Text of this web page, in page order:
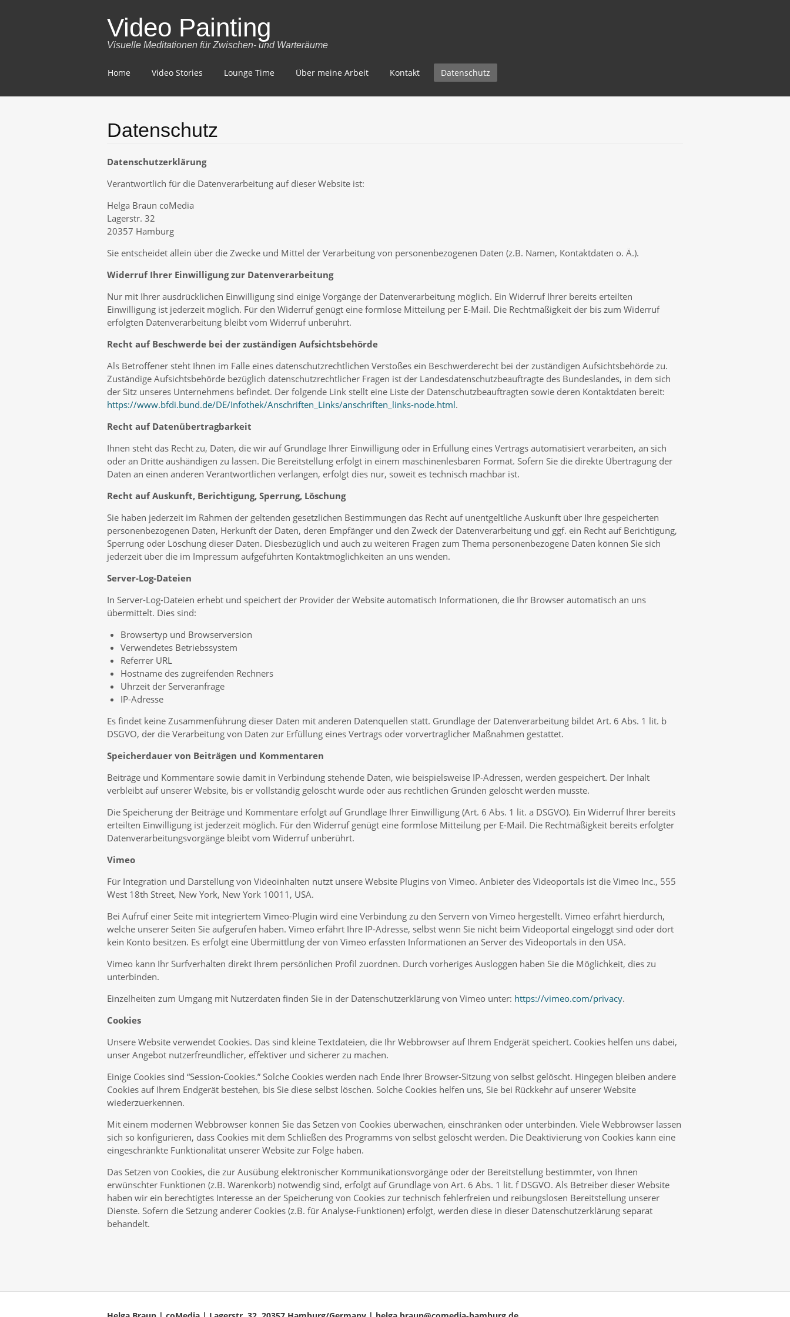
Video Painting
Visuelle Meditationen für Zwischen- und Warteräume
Skip
content
Home Video Stories Lounge Time Über meine Arbeit Kontakt Datenschutz
Datenschutz
Datenschutzerklärung
Verantwortlich für die Datenverarbeitung auf dieser Website ist:
Helga Braun coMedia
Lagerstr. 32
20357 Hamburg
Sie entscheidet allein über die Zwecke und Mittel der Verarbeitung von personenbezogenen Daten (z.B. Namen, Kontaktdaten o. Ä.).
Widerruf Ihrer Einwilligung zur Datenverarbeitung
Nur mit Ihrer ausdrücklichen Einwilligung sind einige Vorgänge der Datenverarbeitung möglich. Ein Widerruf Ihrer bereits erteilten
Einwilligung ist jederzeit möglich. Für den Widerruf genügt eine formlose Mitteilung per E-Mail. Die Rechtmäßigkeit der bis zum Widerruf
erfolgten Datenverarbeitung bleibt vom Widerruf unberührt.
Recht auf Beschwerde bei der zuständigen Aufsichtsbehörde
Als Betroffener steht Ihnen im Falle eines datenschutzrechtlichen Verstoßes ein Beschwerderecht bei der zuständigen Aufsichtsbehörde zu.
Zuständige Aufsichtsbehörde bezüglich datenschutzrechtlicher Fragen ist der Landesdatenschutzbeauftragte des Bundeslandes, in dem sich
der Sitz unseres Unternehmens befindet. Der folgende Link stellt eine Liste der Datenschutzbeauftragten sowie deren Kontaktdaten bereit:
https://www.bfdi.bund.de/DE/Infothek/Anschriften_Links/anschriften_links-node.html.
Recht auf Datenübertragbarkeit
Ihnen steht das Recht zu, Daten, die wir auf Grundlage Ihrer Einwilligung oder in Erfüllung eines Vertrags automatisiert verarbeiten, an sich
oder an Dritte aushändigen zu lassen. Die Bereitstellung erfolgt in einem maschinenlesbaren Format. Sofern Sie die direkte Übertragung der
Daten an einen anderen Verantwortlichen verlangen, erfolgt dies nur, soweit es technisch machbar ist.
Recht auf Auskunft, Berichtigung, Sperrung, Löschung
Sie haben jederzeit im Rahmen der geltenden gesetzlichen Bestimmungen das Recht auf unentgeltliche Auskunft über Ihre gespeicherten
personenbezogenen Daten, Herkunft der Daten, deren Empfänger und den Zweck der Datenverarbeitung und ggf. ein Recht auf Berichtigung,
Sperrung oder Löschung dieser Daten. Diesbezüglich und auch zu weiteren Fragen zum Thema personenbezogene Daten können Sie sich
jederzeit über die im Impressum aufgeführten Kontaktmöglichkeiten an uns wenden.
Server-Log-Dateien
In Server-Log-Dateien erhebt und speichert der Provider der Website automatisch Informationen, die Ihr Browser automatisch an uns
übermittelt. Dies sind:
Browsertyp und Browserversion
Verwendetes Betriebssystem
Referrer URL
Hostname des zugreifenden Rechners
Uhrzeit der Serveranfrage
IP-Adresse
Es findet keine Zusammenführung dieser Daten mit anderen Datenquellen statt. Grundlage der Datenverarbeitung bildet Art. 6 Abs. 1 lit. b
DSGVO, der die Verarbeitung von Daten zur Erfüllung eines Vertrags oder vorvertraglicher Maßnahmen gestattet.
Speicherdauer von Beiträgen und Kommentaren
Beiträge und Kommentare sowie damit in Verbindung stehende Daten, wie beispielsweise IP-Adressen, werden gespeichert. Der Inhalt
verbleibt auf unserer Website, bis er vollständig gelöscht wurde oder aus rechtlichen Gründen gelöscht werden musste.
Die Speicherung der Beiträge und Kommentare erfolgt auf Grundlage Ihrer Einwilligung (Art. 6 Abs. 1 lit. a DSGVO). Ein Widerruf Ihrer bereits
erteilten Einwilligung ist jederzeit möglich. Für den Widerruf genügt eine formlose Mitteilung per E-Mail. Die Rechtmäßigkeit bereits erfolgter
Datenverarbeitungsvorgänge bleibt vom Widerruf unberührt.
Vimeo
Für Integration und Darstellung von Videoinhalten nutzt unsere Website Plugins von Vimeo. Anbieter des Videoportals ist die Vimeo Inc., 555
West 18th Street, New York, New York 10011, USA.
Bei Aufruf einer Seite mit integriertem Vimeo-Plugin wird eine Verbindung zu den Servern von Vimeo hergestellt. Vimeo erfährt hierdurch,
welche unserer Seiten Sie aufgerufen haben. Vimeo erfährt Ihre IP-Adresse, selbst wenn Sie nicht beim Videoportal eingeloggt sind oder dort
kein Konto besitzen. Es erfolgt eine Übermittlung der von Vimeo erfassten Informationen an Server des Videoportals in den USA.
Vimeo kann Ihr Surfverhalten direkt Ihrem persönlichen Profil zuordnen. Durch vorheriges Ausloggen haben Sie die Möglichkeit, dies zu
unterbinden.
Einzelheiten zum Umgang mit Nutzerdaten finden Sie in der Datenschutzerklärung von Vimeo unter: https://vimeo.com/privacy.
Cookies
Unsere Website verwendet Cookies. Das sind kleine Textdateien, die Ihr Webbrowser auf Ihrem Endgerät speichert. Cookies helfen uns dabei,
unser Angebot nutzerfreundlicher, effektiver und sicherer zu machen.
Einige Cookies sind “Session-Cookies.” Solche Cookies werden nach Ende Ihrer Browser-Sitzung von selbst gelöscht. Hingegen bleiben andere
Cookies auf Ihrem Endgerät bestehen, bis Sie diese selbst löschen. Solche Cookies helfen uns, Sie bei Rückkehr auf unserer Website
wiederzuerkennen.
Mit einem modernen Webbrowser können Sie das Setzen von Cookies überwachen, einschränken oder unterbinden. Viele Webbrowser lassen
sich so konfigurieren, dass Cookies mit dem Schließen des Programms von selbst gelöscht werden. Die Deaktivierung von Cookies kann eine
eingeschränkte Funktionalität unserer Website zur Folge haben.
Das Setzen von Cookies, die zur Ausübung elektronischer Kommunikationsvorgänge oder der Bereitstellung bestimmter, von Ihnen
erwünschter Funktionen (z.B. Warenkorb) notwendig sind, erfolgt auf Grundlage von Art. 6 Abs. 1 lit. f DSGVO. Als Betreiber dieser Website
haben wir ein berechtigtes Interesse an der Speicherung von Cookies zur technisch fehlerfreien und reibungslosen Bereitstellung unserer
Dienste. Sofern die Setzung anderer Cookies (z.B. für Analyse-Funktionen) erfolgt, werden diese in dieser Datenschutzerklärung separat
behandelt.